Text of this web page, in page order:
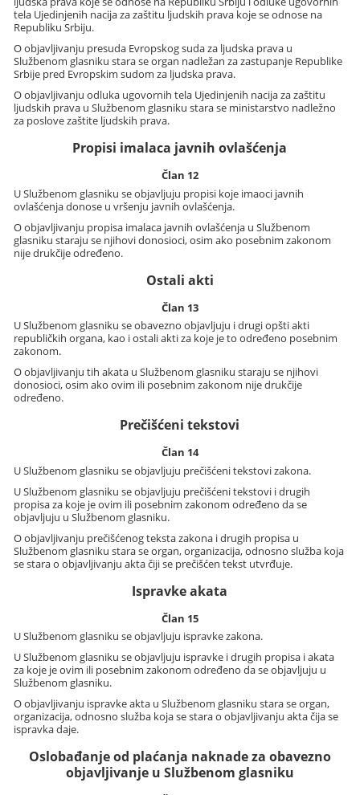
tela Ujedinjenih nacija za zaštitu ljudskih prava koje se odnose na
Republiku Srbiju.
O objavljivanju presuda Evropskog suda za ljudska prava u
Službenom glasniku stara se organ nadležan za zastupanje Republike
Srbije pred Evropskim sudom za ljudska prava.
O objavljivanju odluka ugovornih tela Ujedinjenih nacija za zaštitu
ljudskih prava u Službenom glasniku stara se ministarstvo nadležno
za poslove zaštite ljudskih prava.
Propisi imalaca javnih ovlašćenja
Član 12
U Službenom glasniku se objavljuju propisi koje imaoci javnih
ovlašćenja donose u vršenju javnih ovlašćenja.
O objavljivanju propisa imalaca javnih ovlašćenja u Službenom
glasniku staraju se njihovi donosioci, osim ako posebnim zakonom
nije drukčije određeno.
Ostali akti
Član 13
U Službenom glasniku se obavezno objavljuju i drugi opšti akti
republičkih organa, kao i ostali akti za koje je to određeno posebnim
zakonom.
O objavljivanju tih akata u Službenom glasniku staraju se njihovi
donosioci, osim ako ovim ili posebnim zakonom nije drukčije
određeno.
Prečišćeni tekstovi
Član 14
U Službenom glasniku se objavljuju prečišćeni tekstovi zakona.
U Službenom glasniku se objavljuju prečišćeni tekstovi i drugih
propisa za koje je ovim ili posebnim zakonom određeno da se
objavljuju u Službenom glasniku.
O objavljivanju prečišćenog teksta zakona i drugih propisa u
Službenom glasniku stara se organ, organizacija, odnosno služba koja
se stara o objavljivanju akta čiji se prečišćen tekst utvrđuje.
Ispravke akata
Član 15
U Službenom glasniku se objavljuju ispravke zakona.
U Službenom glasniku se objavljuju ispravke i drugih propisa i akata
za koje je ovim ili posebnim zakonom određeno da se objavljuju u
Službenom glasniku.
O objavljivanju ispravke akta u Službenom glasniku stara se organ,
organizacija, odnosno služba koja se stara o objavljivanju akta čija se
ispravka daje.
Oslobađanje od plaćanja naknade za obavezno
objavljivanje u Službenom glasniku